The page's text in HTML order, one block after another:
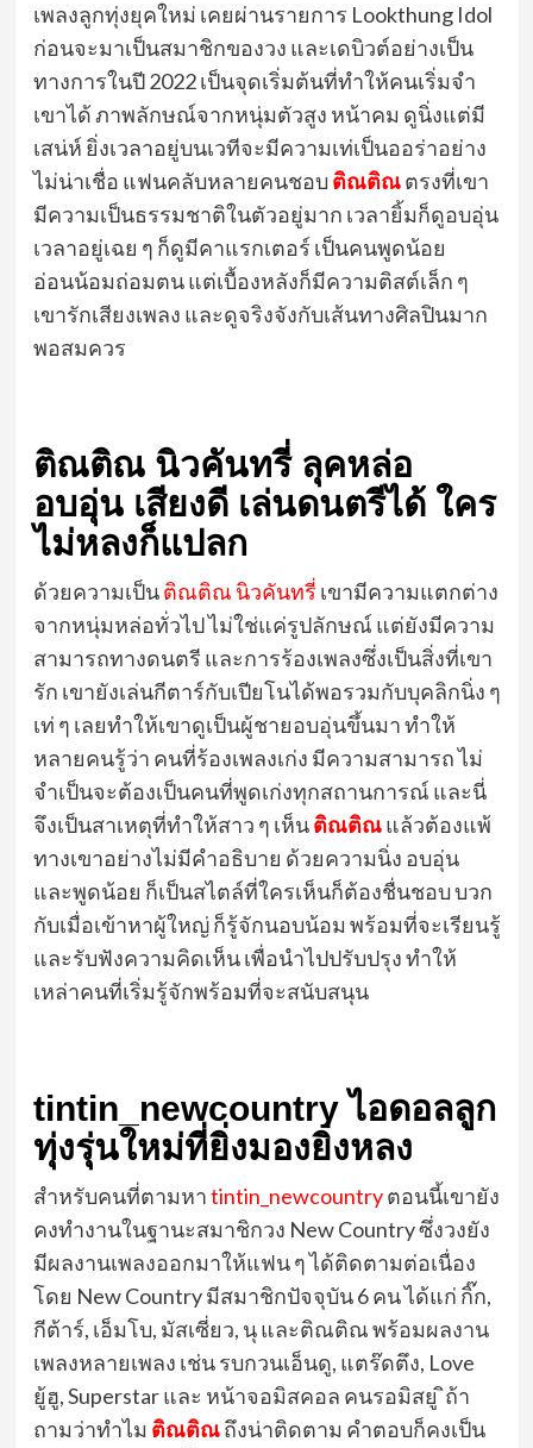
เพลงลูกทุ่งยุคใหม่ เคยผ่านรายการ Lookthung Idol
ก่อนจะมาเป็นสมาชิกของวง และเดบิวต์อย่างเป็น
ทางการในปี 2022 เป็นจุดเริ่มต้นที่ทำให้คนเริ่มจำ
เขาได้ ภาพลักษณ์จากหนุ่มตัวสูง หน้าคม ดูนิ่งแต่มี
เสน่ห์ ยิ่งเวลาอยู่บนเวทีจะมีความเท่เป็นออร่าอย่าง
ไม่น่าเชื่อ แฟนคลับหลายคนชอบติณติณตรงที่เขา
มีความเป็นธรรมชาติในตัวอยู่มาก เวลายิ้มก็ดูอบอุ่น
เวลาอยู่เฉย ๆ ก็ดูมีคาแรกเตอร์ เป็นคนพูดน้อย
อ่อนน้อมถ่อมตน แต่เบื้องหลังก็มีความติสต์เล็ก ๆ
เขารักเสียงเพลง และดูจริงจังกับเส้นทางศิลปินมาก
พอสมควร
ติณติณ นิวคันทรี่ ลุคหล่อ
อบอุ่น เสียงดี เล่นดนตรีได้ ใคร
ไม่หลงก็แปลก
ด้วยความเป็นติณติณ นิวคันทรี่ เขามีความแตกต่าง
จากหนุ่มหล่อทั่วไป ไม่ใช่แค่รูปลักษณ์ แต่ยังมีความ
สามารถทางดนตรี และการร้องเพลงซึ่งเป็นสิ่งที่เขา
รัก เขายังเล่นกีตาร์กับเปียโนได้พอรวมกับบุคลิกนิ่ง ๆ
เท่ ๆ เลยทำให้เขาดูเป็นผู้ชายอบอุ่นขึ้นมา ทำให้
หลายคนรู้ว่า คนที่ร้องเพลงเก่ง มีความสามารถ ไม่
จำเป็นจะต้องเป็นคนที่พูดเก่งทุกสถานการณ์ และนี่
จึงเป็นสาเหตุที่ทำให้สาว ๆ เห็นติณติณแล้วต้องแพ้
ทางเขาอย่างไม่มีคำอธิบาย ด้วยความนิ่ง อบอุ่น
และพูดน้อย ก็เป็นสไตล์ที่ใครเห็นก็ต้องชื่นชอบ บวก
กับเมื่อเข้าหาผู้ใหญ่ ก็รู้จักนอบน้อม พร้อมที่จะเรียนรู้
และรับฟังความคิดเห็น เพื่อนำไปปรับปรุง ทำให้
เหล่าคนที่เริ่มรู้จักพร้อมที่จะสนับสนุน
tintin_newcountry ไอดอลลูก
ทุ่งรุ่นใหม่ที่ยิ่งมองยิ่งหลง
สำหรับคนที่ตามหาtintin_newcountryตอนนี้เขายัง
คงทำงานในฐานะสมาชิกวง New Country ซึ่งวงยัง
มีผลงานเพลงออกมาให้แฟน ๆ ได้ติดตามต่อเนื่อง
โดย New Country มีสมาชิกปัจจุบัน 6 คน ได้แก่ กิ๊ก,
กีต้าร์, เอ็มโบ, มัสเซี่ยว, นุ และติณติณ พร้อมผลงาน
เพลงหลายเพลง เช่น รบกวนเอ็นดู, แตร๊ดตึง, Love
ยู้ฮู, Superstar และ หน้าจอมิสคอล คนรอมิสยู ิถ้า
ถามว่าทำไม ติณติณถึงน่าติดตาม คำตอบก็คงเป็น